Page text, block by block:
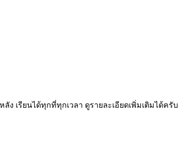
เรียนได้ทุกที่ทุกเวลา ดูรายละเอียดเพิ่มเติมได้ครับ